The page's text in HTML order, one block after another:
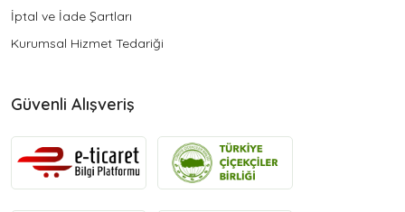
İptal ve İade Şartları
Kurumsal Hizmet Tedariği
Güvenli Alışveriş